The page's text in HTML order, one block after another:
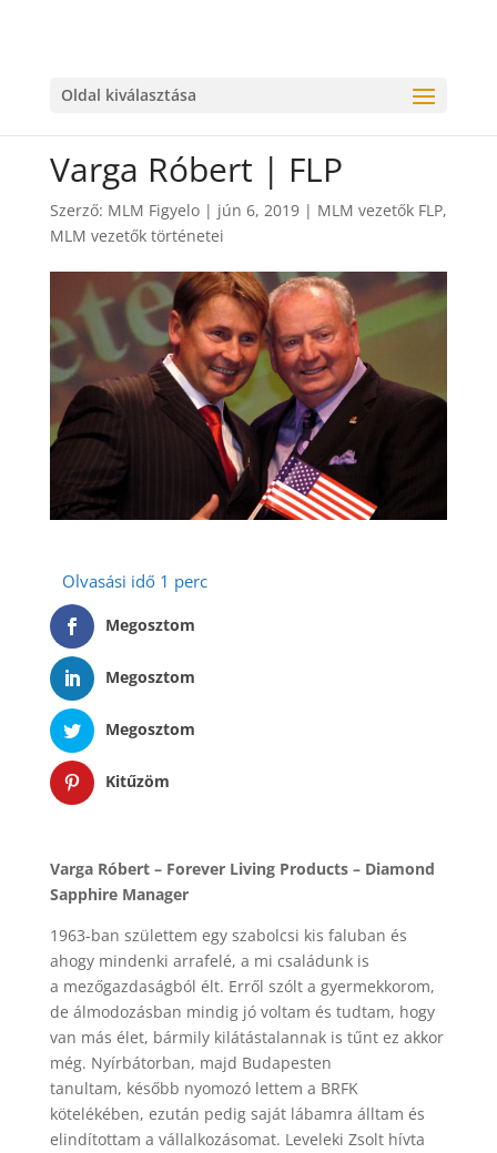
Oldal kiválasztása
Varga Róbert | FLP
Szerző: MLM Figyelo| jún 6, 2019| MLM vezetők FLP,
MLM vezetők történetei
Megosztom
Megosztom
Megosztom
Kitűzöm
Varga Róbert – Forever Living Products – Diamond
Sapphire Manager
1963-ban születtem egy szabolcsi kis faluban és
ahogy mindenki arrafelé, a mi családunk is
a mezőgazdaságból élt. Erről szólt a gyermekkorom,
de álmodozásban mindig jó voltam és tudtam, hogy
van más élet, bármily kilátástalannak is tűnt ez akkor
még. Nyírbátorban, majd Budapesten
tanultam, később nyomozó lettem a BRFK
kötelékében, ezután pedig saját lábamra álltam és
elindítottam a vállalkozásomat. Leveleki Zsolt hívta